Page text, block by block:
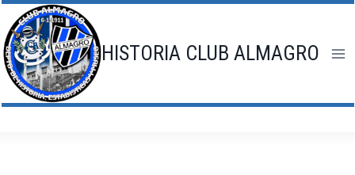
Saltar
al
contenido
HISTORIA CLUB ALMAGRO